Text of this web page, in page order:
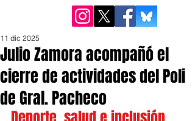
Julio Zamora acompañó el
cierre de actividades del Poli
de Gral. Pacheco
11 dic 2025